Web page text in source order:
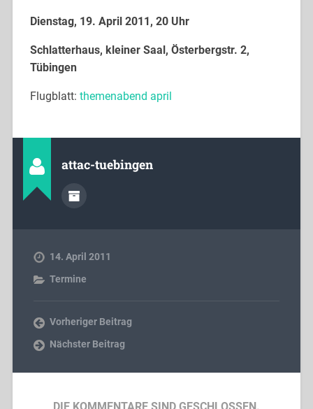
Dienstag, 19. April 2011, 20 Uhr
Schlatterhaus, kleiner Saal, Österbergstr. 2,
Tübingen
Flugblatt: themenabend april
attac-tuebingen
14. April 2011
Termine
Vorheriger Beitrag
Nächster Beitrag